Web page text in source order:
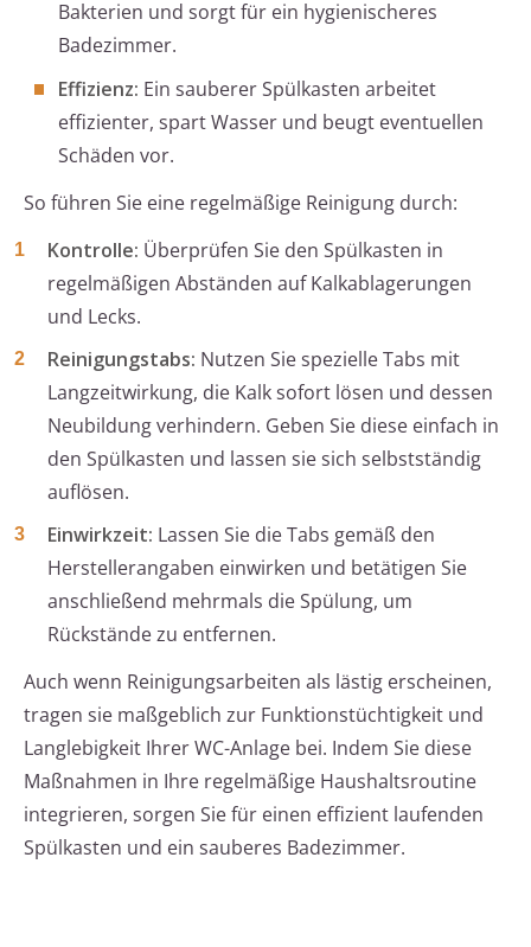
Bakterien und sorgt für ein hygienischeres
Badezimmer.
Effizienz: Ein sauberer Spülkasten arbeitet
effizienter, spart Wasser und beugt eventuellen
Schäden vor.
So führen Sie eine regelmäßige Reinigung durch:
Kontrolle: Überprüfen Sie den Spülkasten in
regelmäßigen Abständen auf Kalkablagerungen
und Lecks.
Reinigungstabs: Nutzen Sie spezielle Tabs mit
Langzeitwirkung, die Kalk sofort lösen und dessen
Neubildung verhindern. Geben Sie diese einfach in
den Spülkasten und lassen sie sich selbstständig
auflösen.
Einwirkzeit: Lassen Sie die Tabs gemäß den
Herstellerangaben einwirken und betätigen Sie
anschließend mehrmals die Spülung, um
Rückstände zu entfernen.
Auch wenn Reinigungsarbeiten als lästig erscheinen,
tragen sie maßgeblich zur Funktionstüchtigkeit und
Langlebigkeit Ihrer WC-Anlage bei. Indem Sie diese
Maßnahmen in Ihre regelmäßige Haushaltsroutine
integrieren, sorgen Sie für einen effizient laufenden
Spülkasten und ein sauberes Badezimmer.